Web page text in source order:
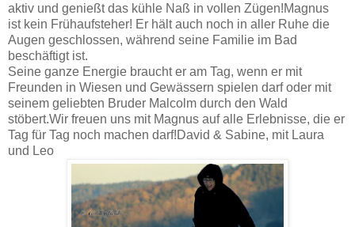
aktiv und genießt das kühle Naß in vollen Zügen!Magnus
istkein Frühaufsteher! Er hält auch noch in aller Ruhe die
Augen geschlossen, während seine Familie im Bad
beschäftigt ist.
Seine ganze Energie braucht er am Tag, wenn er mit
Freunden in Wiesen und Gewässern spielen darf oder mit
seinem geliebten Bruder Malcolm durch den Wald
stöbert.Wir freuen uns mit Magnus auf alle Erlebnisse, die er
Tag für Tag noch machen darf!David & Sabine, mit Laura
und Leo